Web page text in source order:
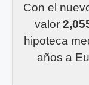
Con el
valor
hipoteca
años a